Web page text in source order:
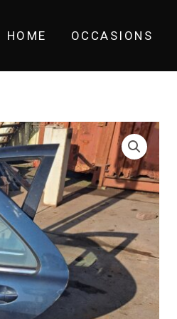
HOME OCCASIONS